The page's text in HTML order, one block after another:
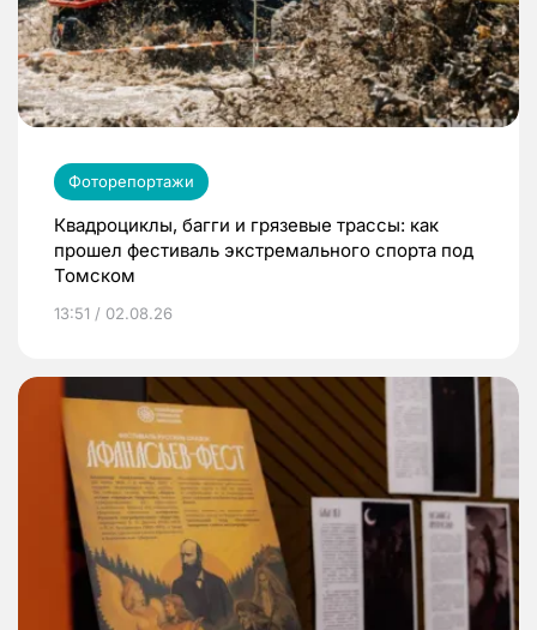
Фоторепортажи
Квадроциклы, багги и грязевые трассы: как
прошел фестиваль экстремального спорта под
Томском
13:51 / 02.08.26